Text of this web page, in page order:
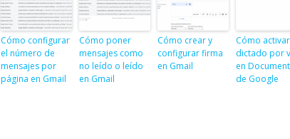
Cómo configurar
el número de
mensajes por
página en Gmail
Cómo poner
mensajes como
no leído o leído
en Gmail
Cómo crear y
configurar firma
en Gmail
Cómo
dictado por
en
de Google